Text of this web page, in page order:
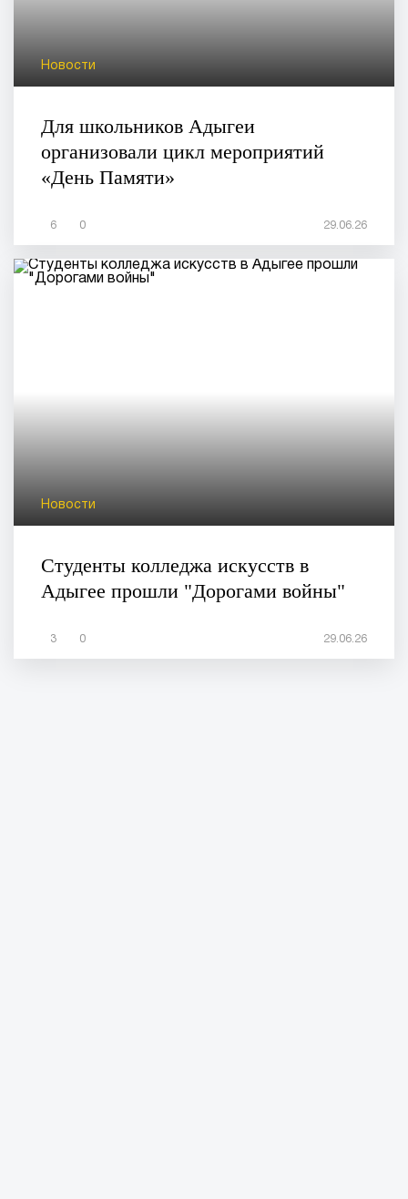
Новости
Для школьников Адыгеи
организовали цикл мероприятий
«День Памяти»
6 0 29.06.26
Новости
Студенты колледжа искусств в
Адыгее прошли "Дорогами войны"
3 0 29.06.26